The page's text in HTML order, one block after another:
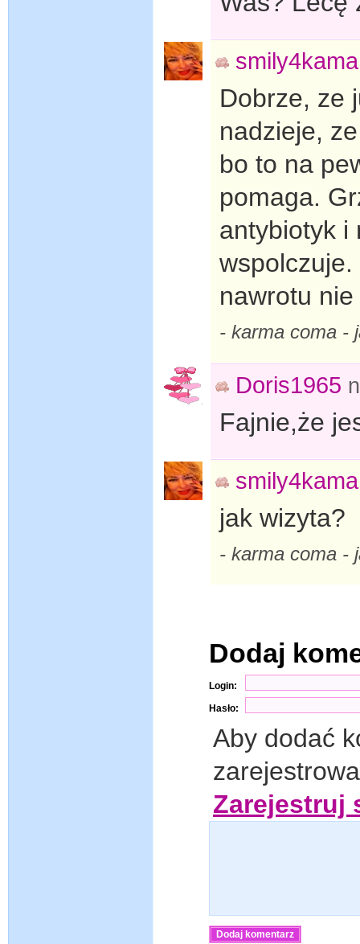
smily4kama
Dobrze, ze
nadzieje,
bo to na
pomaga.
antybiotyk i
nawrotu
- karma coma -
Doris1965
Fajnie,że
smily4kama
jak wizyta?
- karma coma -
Dodaj
Login:
Hasło:
Aby dodać
Zarejestruj